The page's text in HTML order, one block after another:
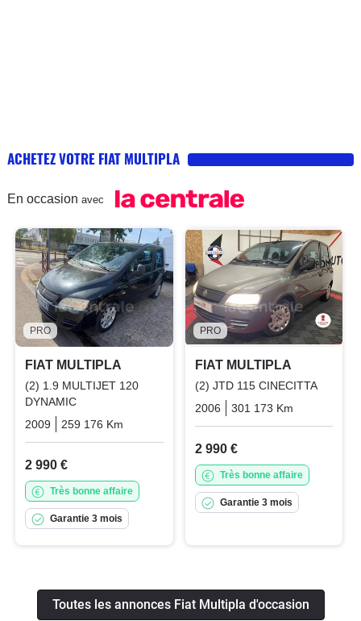
ACHETEZ VOTRE FIAT MULTIPLA
En occasion avec
PRO
FIAT MULTIPLA
(2) 1.9 MULTIJET 120
DYNAMIC
2009
259 176 Km Diesel
2 990 €
Très bonne affaire
Garantie 3 mois
PRO
FIAT MULTIPLA
(2) JTD 115 CINECITTA
2006
301 173 Km
2 990 €
Très bonne affaire
Garantie 3 mois
Toutes les annonces Fiat Multipla d'occasion